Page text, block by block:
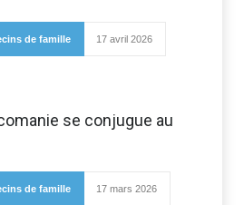
de famille 17 avril 2026
se conjugue au
de famille 17 mars 2026